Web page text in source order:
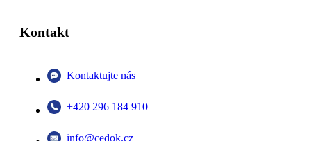
Kontakt
Kontaktujte nás
+420 296 184 910
info@cedok.cz